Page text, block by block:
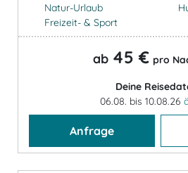
Natur-Urlaub
Freizeit- & Sport
ab 45 € pro
Deine
06.08. bis 10.08.26
Anfrage